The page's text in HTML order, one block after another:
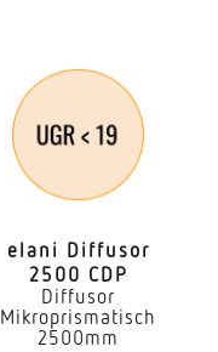
elani Diffusor
2500 CDP
Diffusor
Mikroprismatisch
2500mm